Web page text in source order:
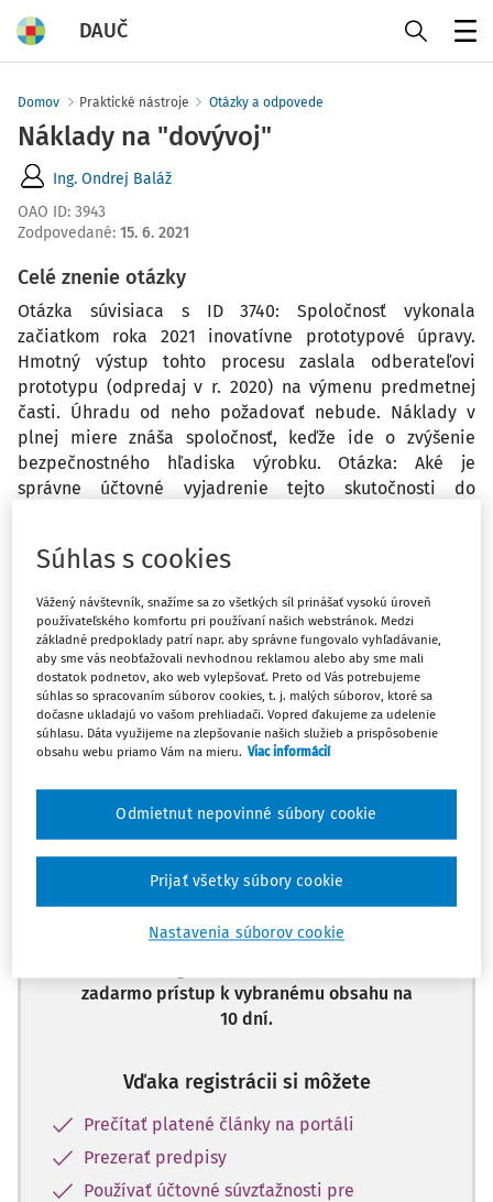
DAUČ
Domov Praktické nástroje Otázky a odpovede
Náklady na "dovývoj"
Ing. Ondrej Baláž
OAO ID: 3943
Zodpovedané: 15. 6. 2021
Celé znenie otázky
Otázka súvisiaca s ID 3740: Spoločnosť vykonala
začiatkom roka 2021 inovatívne prototypové úpravy.
Hmotný výstup tohto procesu zaslala odberateľovi
prototypu (odpredaj v r. 2020) na výmenu predmetnej
časti. Úhradu od neho požadovať nebude. Náklady v
plnej miere znáša spoločnosť, keďže ide o zvýšenie
bezpečnostného hľadiska výrobku. Otázka: Aké je
správne účtovné vyjadrenie tejto skutočnosti do
548 alebo použiť účet 042 (snaha presne vyčísliť náklady
Odpoveď
Máte predplatné? Prihláste sa
Zatiaľ ste si prečítali len začiatok...
Celý dokument je len pre predplatiteľov.
zadarmo prístup k vybranému obsahu na
10 dní.
Vďaka registrácii si môžete
Prečítať platené články na portáli
Prezerať predpisy
Používať účtovné súvzťažnosti pre
Súhlas s cookies
Vážený návštevník, snažíme sa zo všetkých síl prinášať vysokú úroveň
používateľského komfortu pri používaní našich webstránok. Medzi
základné predpoklady patrí napr. aby správne fungovalo vyhľadávanie,
aby sme vás neobťažovali nevhodnou reklamou alebo aby sme mali
dostatok podnetov, ako web vylepšovať. Preto od Vás potrebujeme
súhlas so spracovaním súborov cookies, t. j. malých súborov, ktoré sa
dočasne ukladajú vo vašom prehliadači. Vopred ďakujeme za udelenie
súhlasu. Dáta využijeme na zlepšovanie našich služieb a prispôsobenie
obsahu webu priamo Vám na mieru. Viac informácií
Nastavenia súborov cookie
Odmietnut nepovinné súbory cookie
Prijať všetky súbory cookie